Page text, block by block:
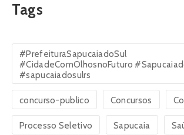
Tags
#PrefeituraSapucaiadoSul
#CidadeComOlhosnoFuturo
#sapucaiadosulrs
concurso-publico Concursos
Processo Seletivo Sapucaia